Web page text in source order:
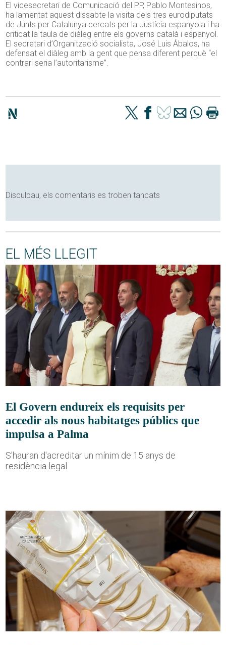
El vicesecretari de Comunicació del PP, Pablo Montesinos,
ha lamentat aquest dissabte la visita dels tres eurodiputats
de Junts per Catalunya cercats per la Justícia espanyola i ha
criticat la taula de diàleg entre els governs català i espanyol.
El secretari d’Organització socialista, José Luis Ábalos, ha
defensat el diàleg amb la gent que pensa diferent perquè “el
contrari seria l’autoritarisme”.
Disculpau, els comentaris es troben tancats
EL MÉS LLEGIT
El Govern endureix els requisits per
accedir als nous habitatges públics que
impulsa a Palma
S'hauran d'acreditar un mínim de 15 anys de
residència legal